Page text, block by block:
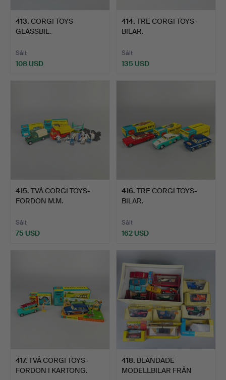
413. CORGI TOYS
GLASSBIL.
Sålt
108 USD
414. TRE CORGI TOYS-
BILAR.
Sålt
135 USD
415. TVÅ CORGI TOYS-
FORDON M.M.
Sålt
75 USD
416. TRE CORGI TOYS-
BILAR.
Sålt
162 USD
417. TVÅ CORGI TOYS-
FORDON I KARTONG.
418. BLANDADE
MODELLBILAR FRÅN